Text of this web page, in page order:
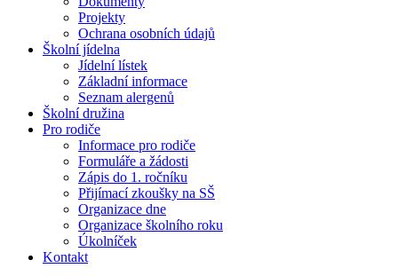
Projekty
Ochrana osobních údajů
Školní jídelna
Jídelní lístek
Základní informace
Seznam alergenů
Školní družina
Pro rodiče
Informace pro rodiče
Formuláře a žádosti
Zápis do 1. ročníku
Přijímací zkoušky na SŠ
Organizace dne
Organizace školního roku
Úkolníček
Kontakt